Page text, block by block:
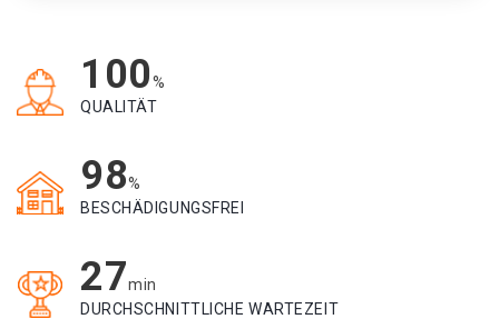
100%
QUALITÄT
98%
BESCHÄDIGUNGSFREI
27min
DURCHSCHNITTLICHE WARTEZEIT